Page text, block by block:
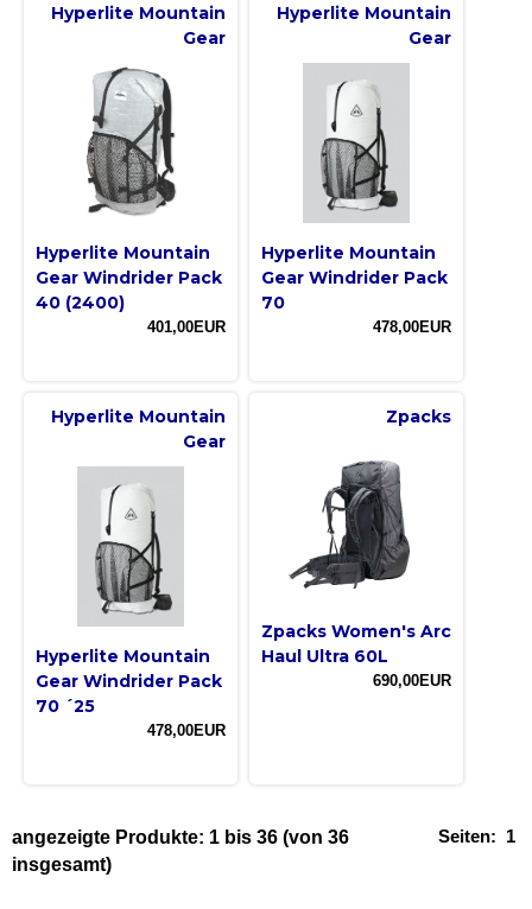
Hyperlite Mountain
Gear
Hyperlite Mountain
Gear Windrider Pack
40 (2400)
401,00EUR
Hyperlite Mountain
Gear
Hyperlite Mountain
Gear Windrider Pack
70
478,00EUR
Hyperlite Mountain
Gear
Hyperlite Mountain
Gear Windrider Pack
70 ´25
478,00EUR
Zpacks
Zpacks Women's Arc
Haul Ultra 60L
690,00EUR
Seiten: 1
angezeigte Produkte: 1 bis 36 (von 36
insgesamt)